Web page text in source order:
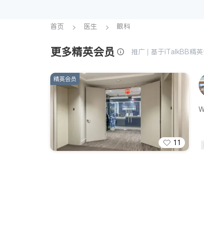
首页 医生 眼科
更多精英会员 推广 | 基于iTalkBB精
11
精英会员